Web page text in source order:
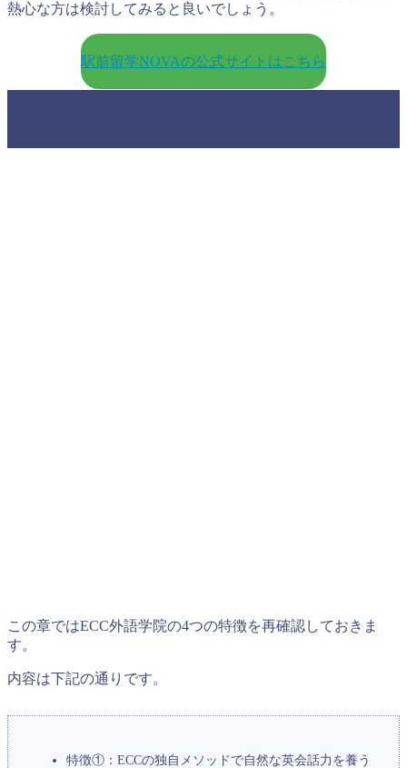
熱心な方は検討してみると良いでしょう。
駅前留学NOVAの公式サイトはこちら
この章ではECC外語学院の4つの特徴を再確認しておきま
す。
内容は下記の通りです。
特徴①：ECCの独自メソッドで自然な英会話力を養う